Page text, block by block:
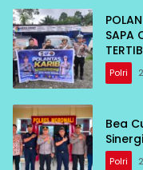
SAPA
Polri
Bea
Polri